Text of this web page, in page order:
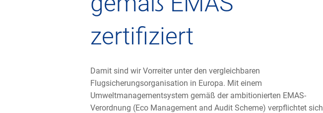
zertifiziert
Damit sind wir Vorreiter unter den vergleichbaren
Flugsicherungsorganisation in Europa. Mit einem
Umweltmanagementsystem gemäß der ambitionierten EMAS-
Verordnung (Eco Management and Audit Scheme) verpflichtet sich